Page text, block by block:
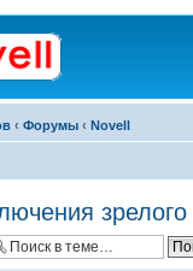
‹ Форумы ‹ Novell
зрелого